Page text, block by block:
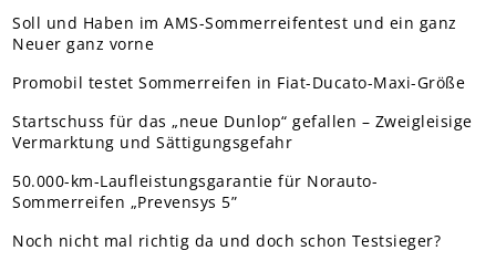
Soll und Haben im AMS-Sommerreifentest und ein ganz
Neuer ganz vorne
Promobil testet Sommerreifen in Fiat-Ducato-Maxi-Größe
Startschuss für das „neue Dunlop“ gefallen – Zweigleisige
Vermarktung und Sättigungsgefahr
50.000-km-Laufleistungsgarantie für Norauto-
Sommerreifen „Prevensys 5”
Noch nicht mal richtig da und doch schon Testsieger?